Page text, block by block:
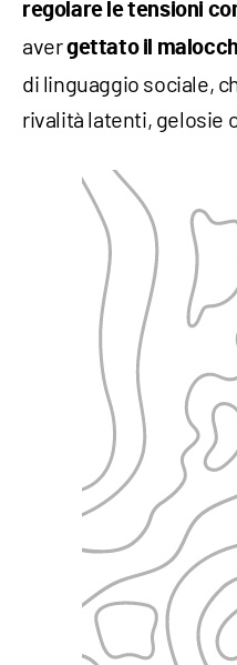
regolare le tensioni
avergettato il
di linguaggio sociale,
rivalità latenti, gelosie